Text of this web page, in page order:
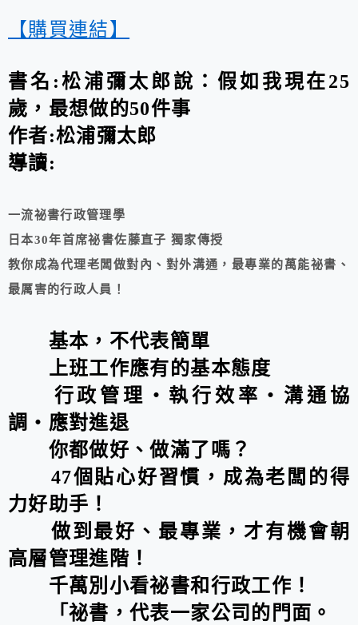
【購買連結】
書名:松浦彌太郎說：假如我現在25
歲，最想做的50件事
作者:松浦彌太郎
導讀:
一流祕書行政管理學
日本30年首席祕書佐藤直子 獨家傳授
教你成為代理老闆做對內、對外溝通，最專業的萬能祕書、
最厲害的行政人員！
基本，不代表簡單
上班工作應有的基本態度
行政管理‧執行效率‧溝通協
調‧應對進退
你都做好、做滿了嗎？
47個貼心好習慣，成為老闆的得
力好助手！
做到最好、最專業，才有機會朝
高層管理進階！
千萬別小看祕書和行政工作！
「祕書，代表一家公司的門面。